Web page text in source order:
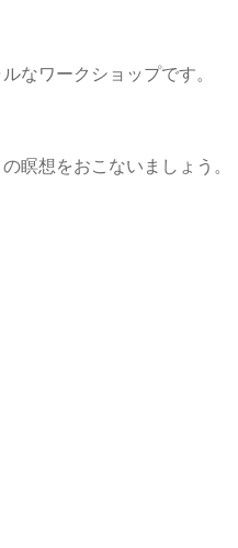
なワークショップです。
瞑想をおこないましょう。